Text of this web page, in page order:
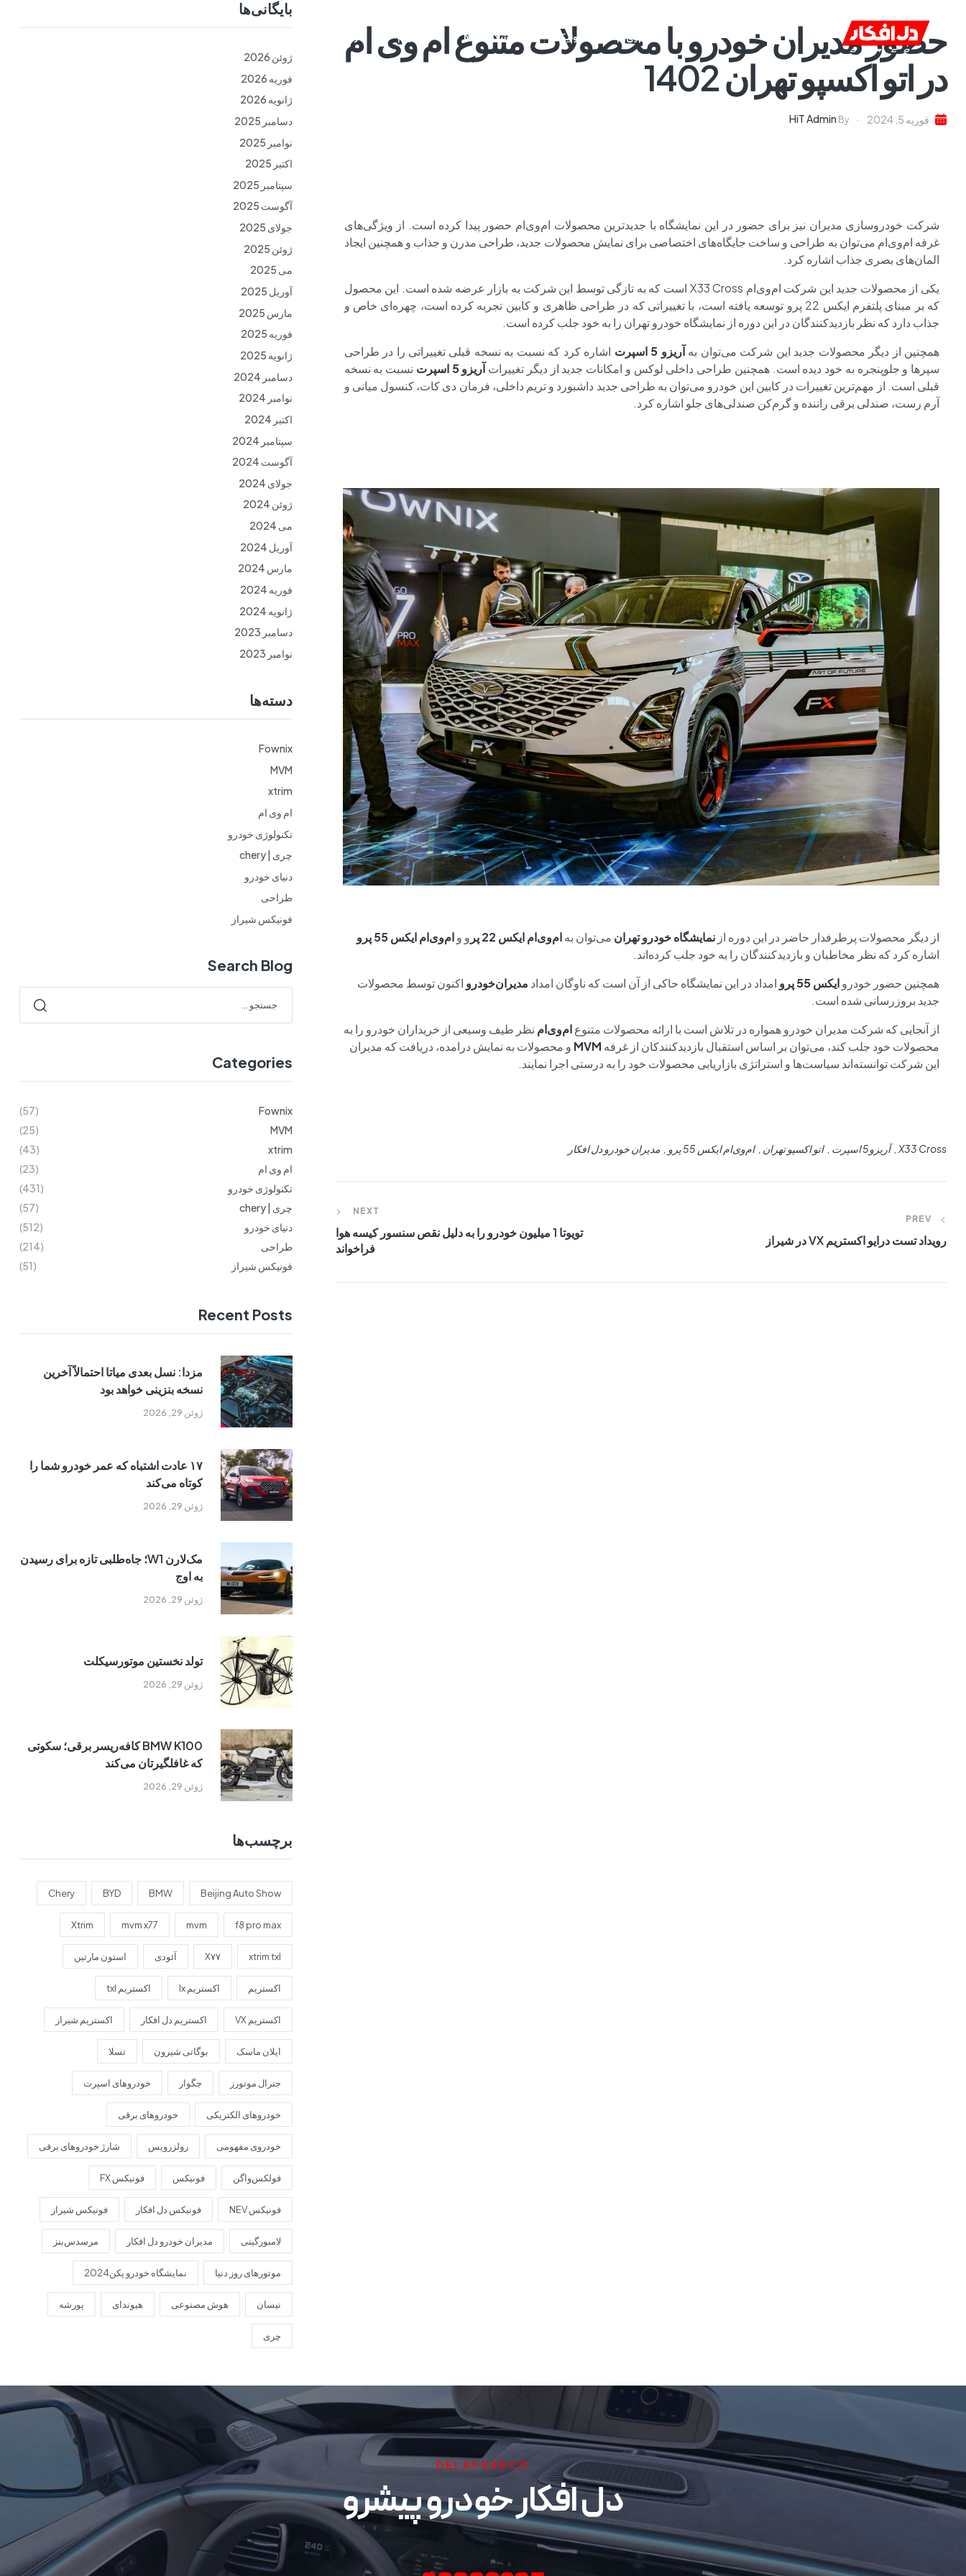
خانه ام وی ام فونیکس فونیکس NEV اکستریم موتورسیکلتحضور مدیران خودرو با محصولات متنوع ام وی ام
در اتو اکسپو تهران 1402
فوریه 5, 2024 By
HiT Admin
شرکت خودروسازی مدیران نیز برای حضور در این نمایشگاه با جدیدترین محصولات ام‌وی‌ام حضور پیدا کرده است. از ویژگی‌های
غرفه ام‌وی‌ام می‌توان به طراحی و ساخت جایگاه‌های اختصاصی برای نمایش محصولات جدید، طراحی مدرن و جذاب و همچنین ایجاد
المان‌های بصری جذاب اشاره کرد.
یکی از محصولات جدید این شرکت ام‌وی‌ام X33 Cross است که به تازگی توسط این شرکت به بازار عرضه شده است. این محصول
که بر مبنای پلتفرم ایکس 22 پرو توسعه یافته است، با تغییراتی که در طراحی ظاهری و کابین تجربه کرده است، چهره‌ای خاص و
جذاب دارد که نظر بازدیدکنندگان در این دوره از نمایشگاه خودرو تهران را به خود جلب کرده است.
همچنین از دیگر محصولات جدید این شرکت می‌توان به آریزو 5 اسپرت
اشاره کرد که نسبت به نسخه قبلی تغییراتی را در طراحی
سپرها و جلوپنجره به خود دیده است. همچنین طراحی داخلی لوکس و امکانات جدید از دیگر تغییرات آریزو 5 اسپرت
نسبت به نسخه
قبلی است. از مهم‌ترین تغییرات در کابین این خودرو می‌توان به طراحی جدید داشبورد و تریم داخلی، فرمان دی کات، کنسول میانی و
آرم رست، صندلی برقی راننده و گرم‌کن صندلی‌های جلو اشاره کرد.
از دیگر محصولات پرطرفدار حاضر در این دوره از نمایشگاه خودرو تهران می‌توان بهام‌وی‌ام ایکس 22 پر و وام‌وی‌ام ایکس 55 پرو
اشاره کرد که نظر مخاطبان و بازدیدکنندگان را به خود جلب کرده‌اند.
همچنین حضور خودروایکس 55 پرو امداد در این نمایشگاه حاکی از آن است که ناوگان امداد مدیران‌خودرو اکنون توسط محصولات
جدید بروزرسانی شده است.
از آنجایی که شرکت مدیران خودرو همواره در تلاش است با ارائه محصولات متنوعام‌وی‌ام نظر طیف وسیعی از خریداران خودرو را به
محصولات خود جلب کند، می‌توان بر اساس استقبال بازدیدکنندکان از غرفه MVM و محصولات به نمایش درامده، دریافت که مدیران
این شرکت توانسته‌اند سیاست‌ها و استراتژی بازاریابی محصولات خود را به درستی اجرا نمایند.
X33 Cross آریزو5 اسپرت اتو اکسپو تهران ام‌وی‌ام ایکس 55 پرو مدیران خودرو دل افکار
PREV
رویداد تست درایو اکستریم VX در شیراز
NEXT
تویوتا 1 میلیون خودرو را به دلیل نقص سنسور کیسه هوا
فراخواند
بایگانی‌ها
ژوئن 2026
فوریه 2026
ژانویه 2026
دسامبر 2025
نوامبر 2025
اکتبر 2025
سپتامبر 2025
آگوست 2025
جولای 2025
ژوئن 2025
می 2025
آوریل 2025
مارس 2025
فوریه 2025
ژانویه 2025
دسامبر 2024
نوامبر 2024
اکتبر 2024
سپتامبر 2024
آگوست 2024
جولای 2024
ژوئن 2024
می 2024
آوریل 2024
مارس 2024
فوریه 2024
ژانویه 2024
دسامبر 2023
نوامبر 2023
دسته‌ها
Fownix
MVM
xtrim
ام وی ام
تکنولوژی خودرو
چری | chery
دنیای خودرو
طراحی
فونیکس شیراز
Search Blog
Categories
Fownix
(57)
MVM
(25)
xtrim
(43)
ام وی ام
(23)
تکنولوژی خودرو
(431)
چری | chery
(57)
دنیای خودرو
(512)
طراحی
(214)
فونیکس شیراز
(51)
Recent Posts
ژوئن 29, 2026
مزدا: نسل بعدی میاتا احتمالاً آخرین
نسخه بنزینی خواهد بود
ژوئن 29, 2026
۱۷ عادت اشتباه که عمر خودرو شما را
کوتاه می‌کند
ژوئن 29, 2026
مک‌لارن W1؛ جاه‌طلبی تازه برای رسیدن
به اوج
ژوئن 29, 2026
تولد نخستین موتورسیکلت
ژوئن 29, 2026
BMW K100 کافه‌ریسر برقی؛ سکوتی
که غافلگیرتان می‌کند
برچسب‌ها
Beijing Auto Show
BMW
BYD
Chery
f8 pro max
mvm
mvm x77
Xtrim
xtrim txl X۷۷ آئودی استون مارتین
اکستریم اکستریم lx اکستریم txl
اکستریم VX اکستریم دل افکار اکستریم شیراز
ایلان ماسک بوگاتی شیرون تسلا
جنرال موتورز جگوار خودروهای اسپرت
خودروهای الکتریکی خودروهای برقی
خودروی مفهومی رولزرویس شارژ خودروهای برقی
فولکس‌واگن فونیکس فونیکس FX
فونیکس NEV فونیکس دل افکار فونیکس شیراز
لامبورگینی مدیران خودرو دل افکار مرسدس‌بنز
موتورهای روز دنیا نمایشگاه خودرو پکن2024
نیسان هوش مصنوعی هیوندای پورشه
چری
DELAFKARCO
دل افکار خودرو پیشرو